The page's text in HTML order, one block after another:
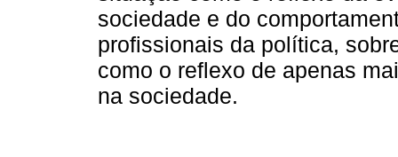
sociedade e do
profissionais da política,
como o reflexo de apenas
na sociedade.